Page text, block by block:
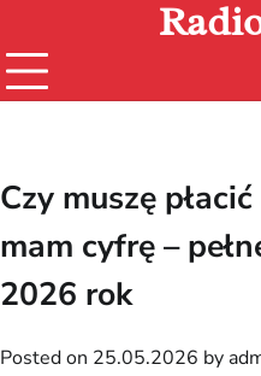
content
Czy muszę
mam cyfrę –
2026 rok
Posted on 25.05.2026 by